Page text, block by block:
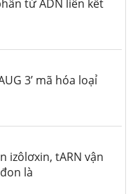
tử ADN liên kết
3’ mã hóa loạỉ
izôlơxin, tARN vận
là